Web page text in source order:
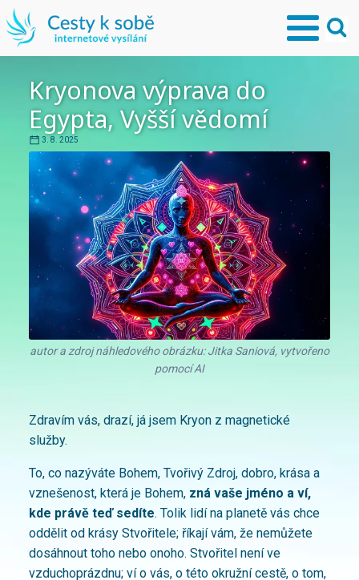
Kryonova výprava do
Egypta, Vyšší vědomí
3. 8. 2025
autor a zdroj náhledového obrázku: Jitka Saniová, vytvořeno
pomocí AI
Zdravím vás, drazí, já jsem Kryon z magnetické
služby.
To, co nazýváte Bohem, Tvořivý Zdroj, dobro, krása a
vznešenost, která je Bohem, zná vaše jméno a ví,
kde právě teď sedíte. Tolik lidí na planetě vás chce
oddělit od krásy Stvořitele; říkají vám, že nemůžete
dosáhnout toho nebo onoho. Stvořitel není ve
vzduchoprázdnu; ví o vás, o této okružní cestě, o tom,